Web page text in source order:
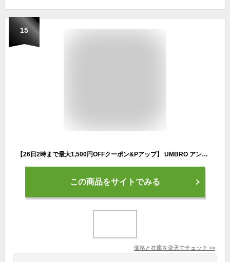
15
【26日2時まで最大1,500円OFFクーポン&Pアップ】 UMBRO アンブロ サッカー ジュニアフットボールバックパック 約16L カバン リュック デイパック ボール用ネット付 撥水 シューズ入れ 収納性 ネームラベル付 再起反射板 子供 キッズ UJS1200J NPK
この商品をサイトでみる
価格と在庫を楽天でチェック >>